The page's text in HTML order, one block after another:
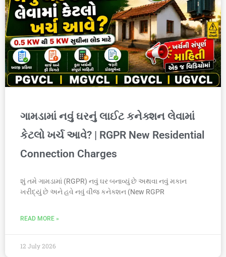
ગામડામાં નવું ઘરનું લાઈટ કનેક્શન લેવામાં
કેટલો ખર્ચ આવે? | RGPR New Residential
Connection Charges
શું તમે ગામડામાં (RGPR) નવું ઘર બનાવ્યું છે અથવા નવું મકાન
ખરીદ્યું છે અને હવે નવું વીજ કનેક્શન (New RGPR
READ MORE »
12 July 2026